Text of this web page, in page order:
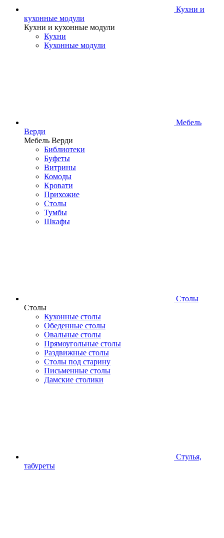
Кухни и
кухонные модули
Кухни и кухонные модули
Кухни
Кухонные модули
Мебель
Верди
Мебель Верди
Библиотеки
Буфеты
Витрины
Комоды
Кровати
Прихожие
Столы
Тумбы
Шкафы
Столы
Столы
Кухонные столы
Обеденные столы
Овальные столы
Прямоугольные столы
Раздвижные столы
Столы под старину
Письменные столы
Дамские столики
Стулья,
табуреты